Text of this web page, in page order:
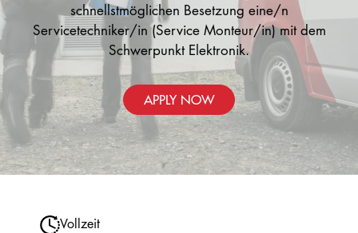
schnellstmöglichen Besetzung eine/n
Servicetechniker/in (Service Monteur/in) mit dem
Schwerpunkt Elektronik.
APPLY NOW
Vollzeit